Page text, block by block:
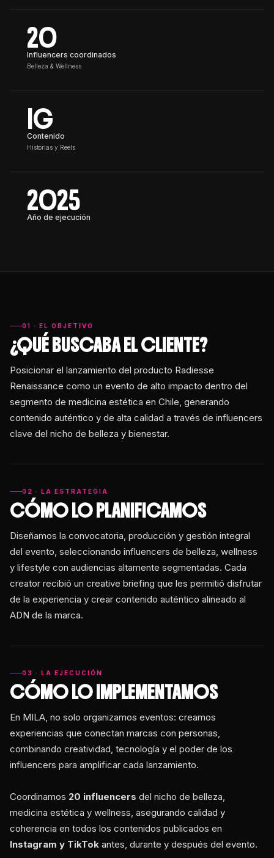
20
Influencers coordinados
Belleza & Wellness
IG
Contenido
Historias y Reels
2025
Año de ejecución
01 · EL OBJETIVO
¿QUÉ BUSCABA EL CLIENTE?
Posicionar el lanzamiento del producto Radiesse
Renaissance como un evento de alto impacto dentro del
segmento de medicina estética en Chile, generando
contenido auténtico y de alta calidad a través de influencers
clave del nicho de belleza y bienestar.
02 · LA ESTRATEGIA
CÓMO LO PLANIFICAMOS
Diseñamos la convocatoria, producción y gestión integral
del evento, seleccionando influencers de belleza, wellness
y lifestyle con audiencias altamente segmentadas. Cada
creator recibió un creative briefing que les permitió disfrutar
de la experiencia y crear contenido auténtico alineado al
ADN de la marca.
03 · LA EJECUCIÓN
CÓMO LO IMPLEMENTAMOS
En MILA, no solo organizamos eventos: creamos
experiencias que conectan marcas con personas,
combinando creatividad, tecnología y el poder de los
influencers para amplificar cada lanzamiento.
Coordinamos 20 influencers del nicho de belleza,
medicina estética y wellness, asegurando calidad y
coherencia en todos los contenidos publicados en
Instagram y TikTok antes, durante y después del evento.